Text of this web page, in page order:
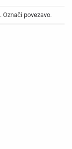
. Označi povezavo.